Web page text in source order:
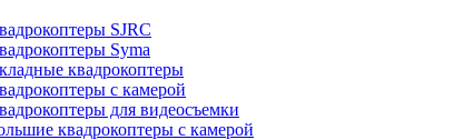
SJRC
Syma
квадрокоптеры
с камерой
для видеосъемки
квадрокоптеры с камерой